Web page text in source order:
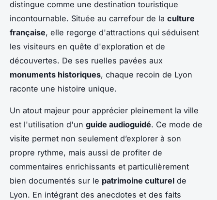
distingue comme une destination touristique
incontournable. Située au carrefour de la culture
française, elle regorge d'attractions qui séduisent
les visiteurs en quête d'exploration et de
découvertes. De ses ruelles pavées aux
monuments historiques, chaque recoin de Lyon
raconte une histoire unique.
Un atout majeur pour apprécier pleinement la ville
est l'utilisation d'un guide audioguidé. Ce mode de
visite permet non seulement d’explorer à son
propre rythme, mais aussi de profiter de
commentaires enrichissants et particulièrement
bien documentés sur le patrimoine culturel de
Lyon. En intégrant des anecdotes et des faits